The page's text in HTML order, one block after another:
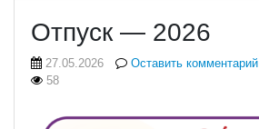
Отпуск — 2026
27.05.2026 Оставить комментарий
58